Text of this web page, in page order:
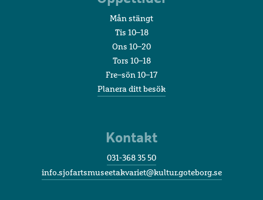
Mån stängt
Tis 10–18
Ons 10–20
Tors 10–18
Fre–sön 10–17
Planera ditt besök
Kontakt
031-368 35 50
info.sjofartsmuseetakvariet@kultur.goteborg.se